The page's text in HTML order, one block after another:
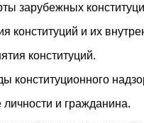
зарубежных
конституций и их
конституций.
конституционного
и гражданина.